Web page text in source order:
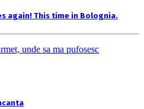
again! This time in Bolognia.
unde sa ma pufosesc